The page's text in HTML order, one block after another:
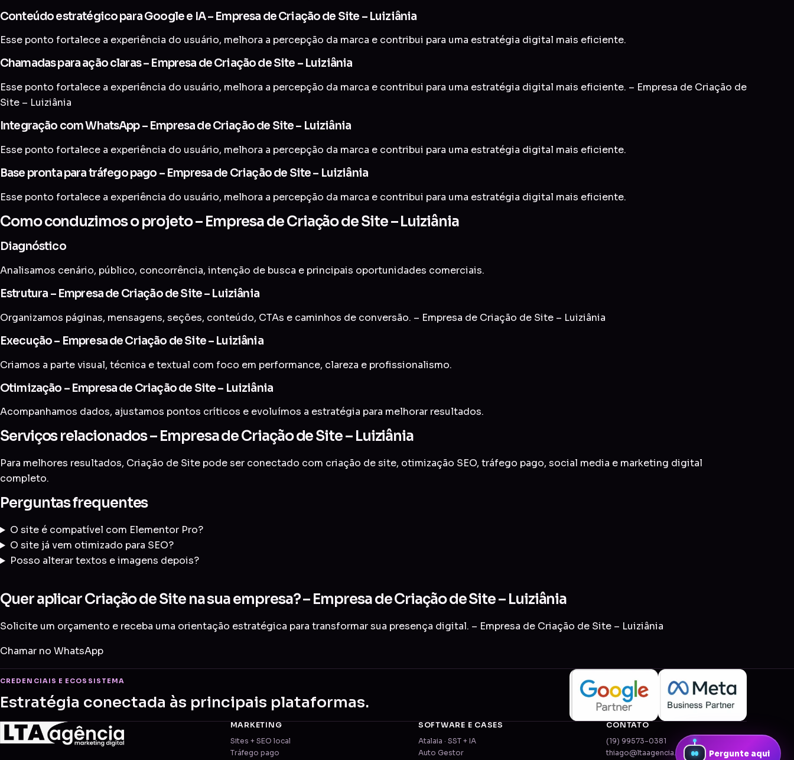
Conteúdo estratégico para Google e IA – Empresa de Criação de Site – Luiziânia
Esse ponto fortalece a experiência do usuário, melhora a percepção da marca e contribui para uma estratégia digital mais eficiente.
Chamadas para ação claras – Empresa de Criação de Site – Luiziânia
Esse ponto fortalece a experiência do usuário, melhora a percepção da marca e contribui para uma estratégia digital mais eficiente. – Empresa de Criação de
Site – Luiziânia
Integração com WhatsApp – Empresa de Criação de Site – Luiziânia
Esse ponto fortalece a experiência do usuário, melhora a percepção da marca e contribui para uma estratégia digital mais eficiente.
Base pronta para tráfego pago – Empresa de Criação de Site – Luiziânia
Esse ponto fortalece a experiência do usuário, melhora a percepção da marca e contribui para uma estratégia digital mais eficiente.
Como conduzimos o projeto – Empresa de Criação de Site – Luiziânia
Diagnóstico
Analisamos cenário, público, concorrência, intenção de busca e principais oportunidades comerciais.
Estrutura – Empresa de Criação de Site – Luiziânia
Organizamos páginas, mensagens, seções, conteúdo, CTAs e caminhos de conversão. – Empresa de Criação de Site – Luiziânia
Execução – Empresa de Criação de Site – Luiziânia
Criamos a parte visual, técnica e textual com foco em performance, clareza e profissionalismo.
Otimização – Empresa de Criação de Site – Luiziânia
Acompanhamos dados, ajustamos pontos críticos e evoluímos a estratégia para melhorar resultados.
Serviços relacionados – Empresa de Criação de Site – Luiziânia
Para melhores resultados, Criação de Site pode ser conectado com criação de site, otimização SEO, tráfego pago, social media e marketing digital
completo.
Perguntas frequentes
O site é compatível com Elementor Pro?
O site já vem otimizado para SEO?
Posso alterar textos e imagens depois?
Quer aplicar Criação de Site na sua empresa? – Empresa de Criação de Site – Luiziânia
Solicite um orçamento e receba uma orientação estratégica para transformar sua presença digital. – Empresa de Criação de Site – Luiziânia
Chamar no WhatsApp
CREDENCIAIS E ECOSSISTEMA
Estratégia conectada às principais plataformas.
MARKETING
Sites + SEO local
Tráfego pago
SOFTWARE E CASES
Atalaia · SST + IA
Auto Gestor
CONTATO
(19) 99573-0381
thiago@ltaagencia.com.br
Pergunte aqui